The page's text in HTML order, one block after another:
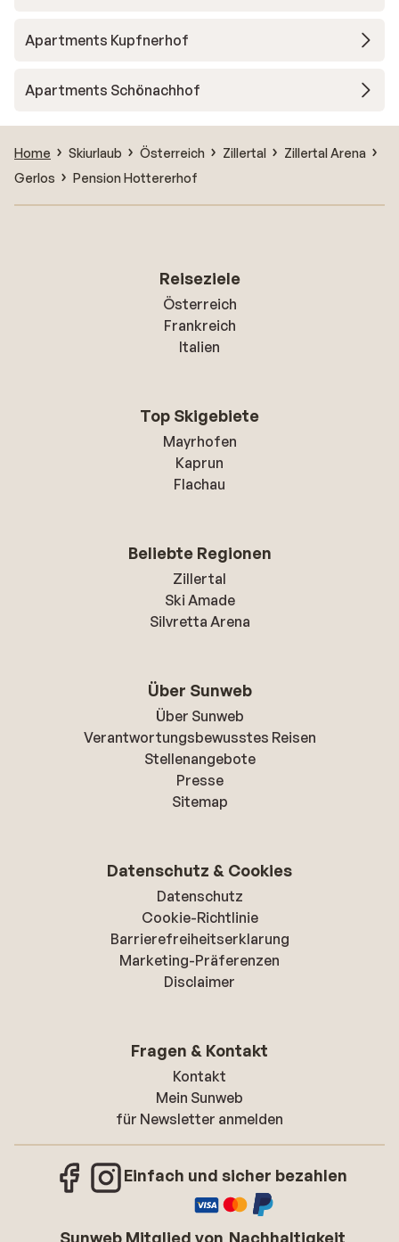
Apartments Kupfnerhof
Apartments Schönachhof
Home Skiurlaub Österreich Zillertal
Zillertal Arena
Gerlos
Pension Hottererhof
Reiseziele
Österreich
Frankreich
Italien
Top Skigebiete
Mayrhofen
Kaprun
Flachau
Beliebte Regionen
Zillertal
Ski Amade
Silvretta Arena
Über Sunweb
Über Sunweb
Verantwortungsbewusstes Reisen
Stellenangebote
Presse
Sitemap
Datenschutz & Cookies
Datenschutz
Cookie-Richtlinie
Barrierefreiheitserklarung
Marketing-Präferenzen
Disclaimer
Fragen & Kontakt
Kontakt
Mein Sunweb
für Newsletter anmelden
Einfach und sicher bezahlen
Sunweb Mitglied von Nachhaltigkeit